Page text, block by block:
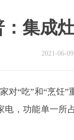
：集成
2021-06-
对“吃”和“烹饪
，功能单一所